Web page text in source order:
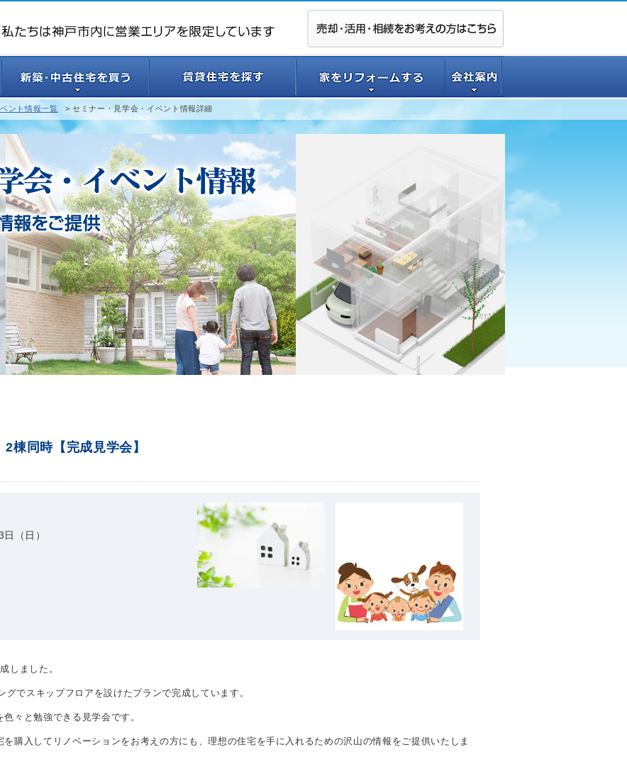
ント情報一覧 セミナー・見学会・イベント情報詳細
同時【完成見学会】
（日）
しました。
でスキップフロアを設けたプランで完成しています。
々と勉強できる見学会です。
購入してリノベーションをお考えの方にも、理想の住宅を手に入れるための沢山の情報をご提供いたしま